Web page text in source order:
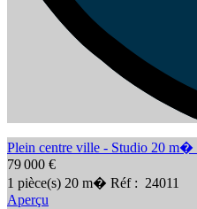
Plein centre ville - Studio 20 m�
79 000 €
1 pièce(s) 20 m� Réf : 24011
Aperçu